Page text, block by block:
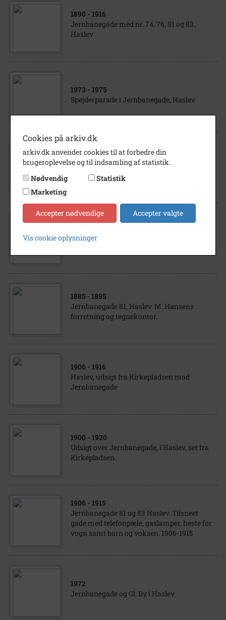
1890 - 1916
Jernbanegade med nr. 74, 76, 81 og 83.,
Haslev
1973 - 1975
Spejderparade i Jernbanegade, Haslev
1900- 1910
Snedkersvende hos Wilh. Hansen,
Jernbanegade 83-87, Haslev ca. 1900-10
1920
Hansen og Hustru Elise Hansen i 1920.
1885 - 1895
Jernbanegade 81, Haslev. M. Hansens
forretning og tegnekontor.
1906 - 1916
Haslev, udsigt fra Kirkepladsen mod
Jernbanegade
1900 - 1920
Udsigt over Jernbanegade, i Haslev, set fra
Kirkepladsen.
1906 - 1915
Jernbanegade 81 og 83 Haslev. Tilsneet
gade med telefonpæle, gaslamper, heste for
vogn samt barn og voksen. 1906-1915
1972
Jernbanegade og Gl. By i Haslev
Cookies på arkiv.dk
arkiv.dk anvender cookies til at forbedre din
brugeroplevelse og til indsamling af statistik.
Nødvendig
Statistik
Marketing
Accepter nødvendige Accepter valgte
Vis cookie oplysninger